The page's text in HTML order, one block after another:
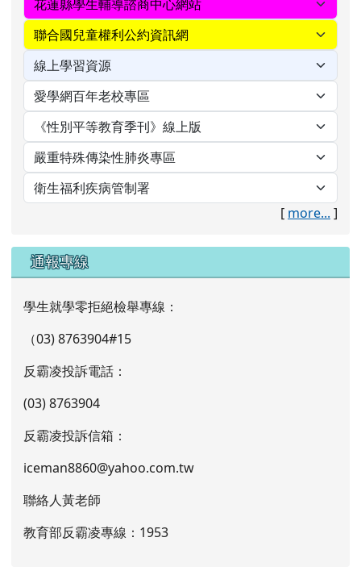
[ more... ]
通報專線
學生就學零拒絕檢舉專線：
（03) 8763904#15
反霸凌投訴電話：
(03) 8763904
反霸凌投訴信箱：
iceman8860@yahoo.com.tw
聯絡人黃老師
教育部反霸凌專線：1953